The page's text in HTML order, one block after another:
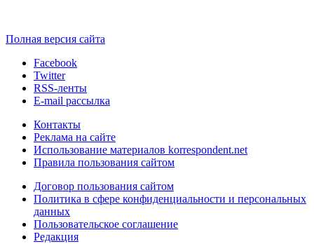
Полная версия сайта
Facebook
Twitter
RSS-ленты
E-mail рассылка
Контакты
Реклама на сайте
Использование материалов korrespondent.net
Правила пользования сайтом
Договор пользования сайтом
Политика в сфере конфиденциальности и персональных
данных
Пользовательское соглашение
Редакция